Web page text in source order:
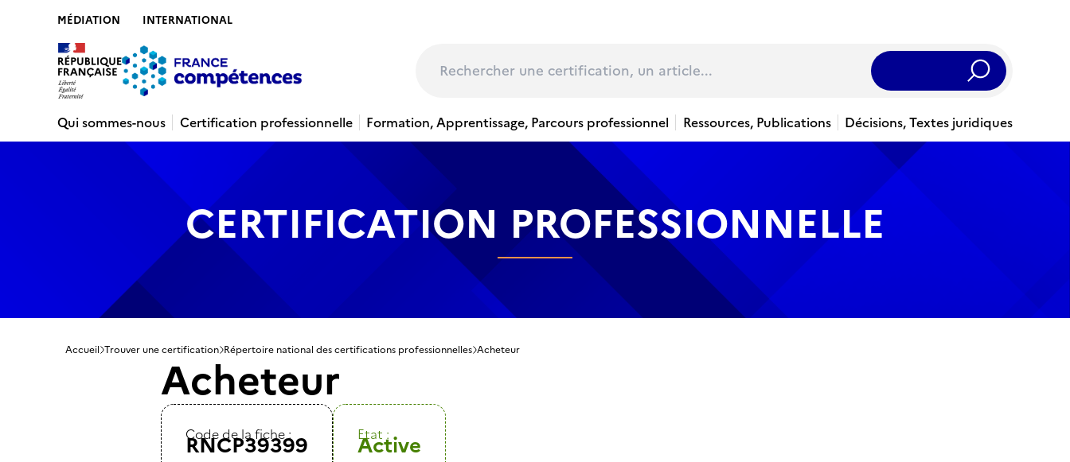
MÉDIATION INTERNATIONAL
Rechercher
Qui sommes-nous
Certification professionnelle Formation, Apprentissage, Parcours professionnel Ressources, Publications Décisions, Textes juridiques
CERTIFICATION PROFESSIONNELLE
Accueil Trouver une certification Répertoire national des certifications professionnelles Acheteur
Acheteur
Code de la fiche :
RNCP39399 Etat :
Active